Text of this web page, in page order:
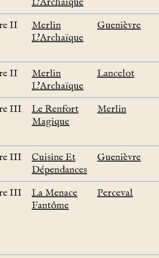
II
Merlin
L'Archaïque
Guenièvre
II
Merlin
L'Archaïque
Lancelot
III
Le Renfort
Magique
Merlin
III
Cuisine Et
Dépendances
Guenièvre
III
La Menace
Fantôme
Perceval